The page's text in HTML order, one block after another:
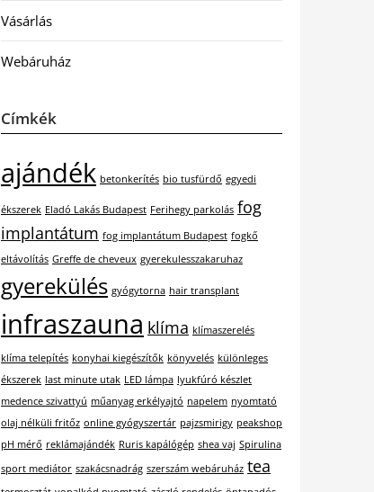
Vásárlás
Webáruház
Címkék
ajándék betonkerítés bio tusfürdő egyedi
ékszerek Eladó Lakás Budapest Ferihegy parkolás fog
implantátum fog implantátum Budapest fogkő
eltávolítás Greffe de cheveux gyerekulesszakaruhaz
gyerekülés gyógytorna hair transplant
infraszauna klíma klímaszerelés
klíma telepítés konyhai kiegészítők könyvelés különleges
ékszerek last minute utak LED lámpa lyukfúró készlet
medence szivattyú műanyag erkélyajtó napelem nyomtató
olaj nélküli fritőz online gyógyszertár pajzsmirigy peakshop
pH mérő reklámajándék Ruris kapálógép shea vaj Spirulina
sport mediátor szakácsnadrág szerszám webáruház tea